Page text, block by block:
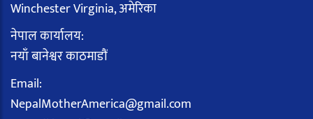
Winchester Virginia, अमेरिका
नेपाल कार्यालय:
नयाँ बानेश्वर काठमाडौं
Email:
NepalMotherAmerica@gmail.com